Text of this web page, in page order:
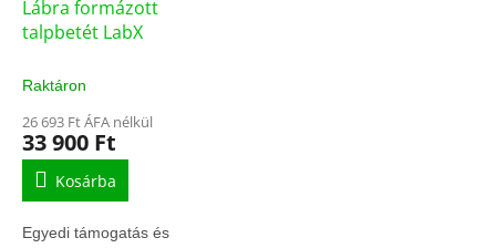
Lábra formázott
talpbetét LabX
Raktáron
26 693 Ft ÁFA nélkül
33 900 Ft
Kosárba
Egyedi támogatás és